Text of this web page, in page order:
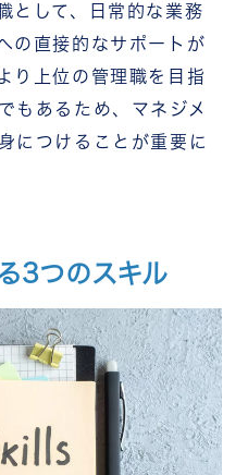
として、日常的な業務
の直接的なサポートが
り上位の管理職を目指
もあるため、マネジメ
につけることが重要に
3つのスキル